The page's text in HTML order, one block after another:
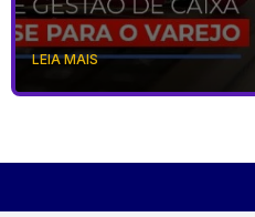
LEIA MAIS